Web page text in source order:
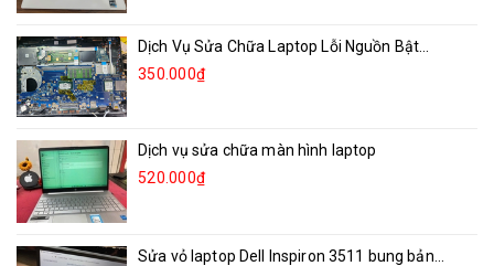
Dịch Vụ Sửa Chữa Laptop Lỗi Nguồn Bật...
350.000₫
Dịch vụ sửa chữa màn hình laptop
520.000₫
Sửa vỏ laptop Dell Inspiron 3511 bung bản...